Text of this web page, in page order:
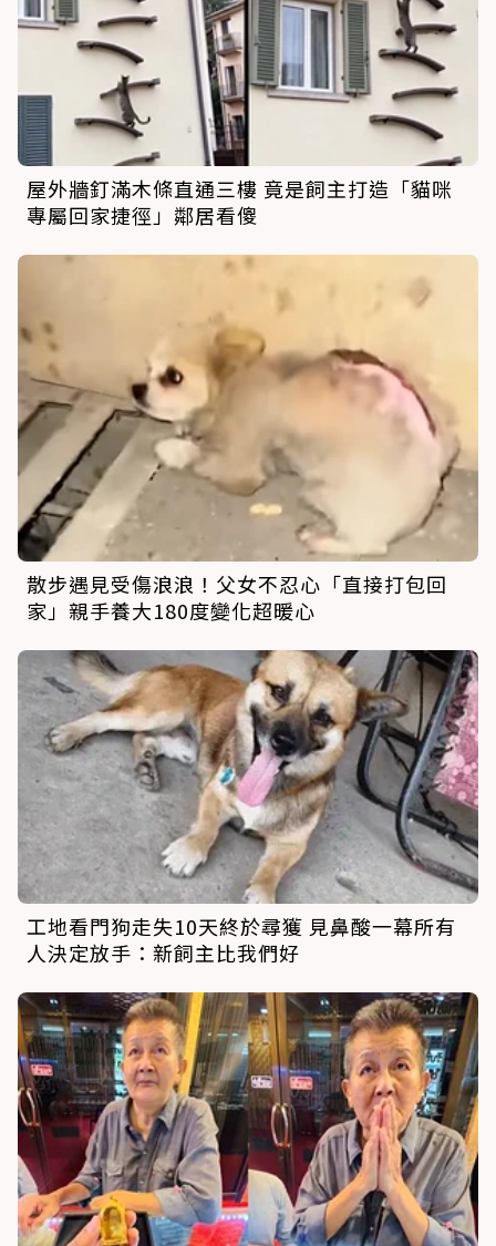
屋外牆釘滿木條直通三樓 竟是飼主打造「貓咪
專屬回家捷徑」鄰居看傻
散步遇見受傷浪浪！父女不忍心「直接打包回
家」親手養大180度變化超暖心
工地看門狗走失10天終於尋獲 見鼻酸一幕所有
人決定放手：新飼主比我們好